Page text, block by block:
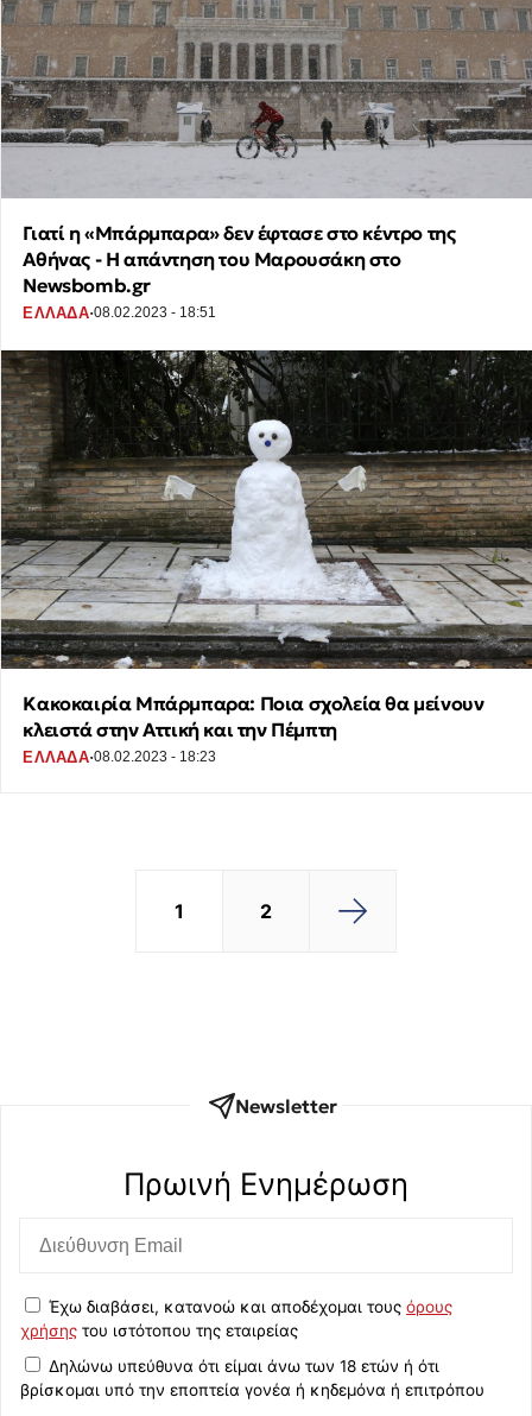
Γιατί η «Μπάρμπαρα» δεν έφτασε στο κέντρο της
Αθήνας - Η απάντηση του Μαρουσάκη στο
Newsbomb.gr
ΕΛΛΑΔΑ·08.02.2023 - 18:51
Κακοκαιρία Μπάρμπαρα: Ποια σχολεία θα μείνουν
κλειστά στην Αττική και την Πέμπτη
ΕΛΛΑΔΑ·08.02.2023 - 18:23
1 2
Newsletter
Πρωινή Eνημέρωση
Έχω διαβάσει, κατανοώ και αποδέχομαι τους όρους
χρήσης του ιστότοπου της εταιρείας
Δηλώνω υπεύθυνα ότι είμαι άνω των 18 ετών ή ότι
βρίσκομαι υπό την εποπτεία γονέα ή κηδεμόνα ή επιτρόπου